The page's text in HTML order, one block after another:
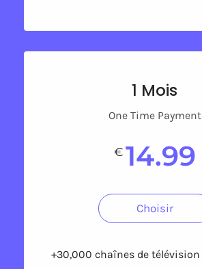
1 Mois
One Time Payment
€ 14.99
+30,000 chaînes de télévision
Choisir